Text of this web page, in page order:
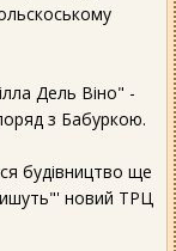
Дель Віно" -
з Бабуркою.
будівництво ще
новий ТРЦ